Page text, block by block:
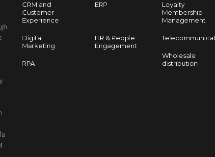
CRM and
Customer
Experience
ERP
Digital
Marketing
HR & People
Engagement
RPA
Loyalty
Membership
Management
Wholesale
distribution